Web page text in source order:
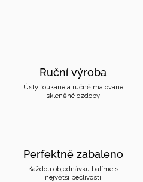
Ruční výroba
Ústy foukané a ručně malované
skleněné ozdoby
Perfektně zabaleno
Každou objednávku balíme s
největší pečlivostí